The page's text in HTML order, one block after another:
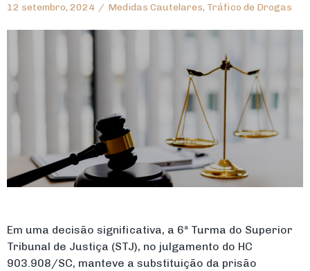
12 setembro, 2024 / Medidas Cautelares, Tráfico de Drogas
Em uma decisão significativa, a 6ª Turma do Superior
Tribunal de Justiça (STJ), no julgamento do HC
903.908/SC, manteve a substituição da prisão